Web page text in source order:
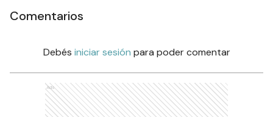
Comentarios
Debés iniciar sesión para poder comentar
Ads